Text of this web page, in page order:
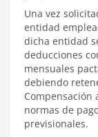
Una vez
entidad
dicha entidad
deducciones
mensuales
debiendo
Compensación
normas de
previsionales.